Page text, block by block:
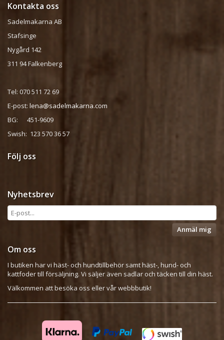
Kontakta oss
Sadelmakarna AB
Stafsinge
Nygård 142
311 94 Falkenberg
Tel: 070 511 72 69
E-post: lena@sadelmakarna.com
BG: 451-9609
Swish: 123 570 36 57
Följ oss
Nyhetsbrev
Anmäl mig
Om oss
I butiken har vi häst- och hundtillbehör samt häst-, hund- och
kattfoder till försäljning. Vi säljer även sadlar och täcken till din häst.
Välkommen att besöka oss eller vår webbbutik!